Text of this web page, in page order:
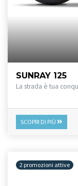
SUNRAY 125
La strada è tua
SCOPRI DI PIÙ
2 promozioni attive